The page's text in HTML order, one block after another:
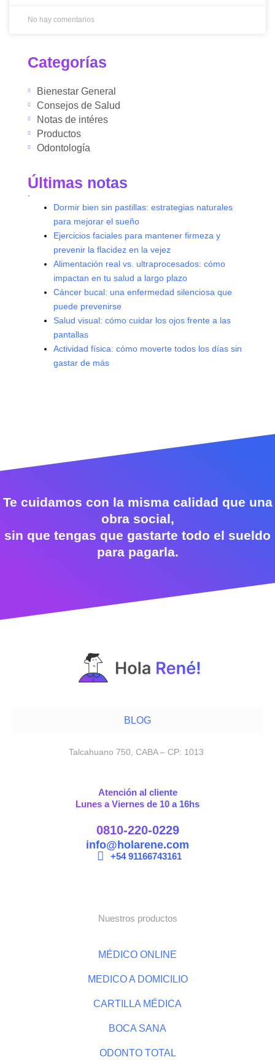
No hay comentarios
Categorías
Bienestar General
Consejos de Salud
Notas de intéres
Productos
Odontología
Últimas notas
Dormir bien sin pastillas: estrategias naturales
para mejorar el sueño
Ejercicios faciales para mantener firmeza y
prevenir la flacidez en la vejez
Alimentación real vs. ultraprocesados: cómo
impactan en tu salud a largo plazo
Cáncer bucal: una enfermedad silenciosa que
puede prevenirse
Salud visual: cómo cuidar los ojos frente a las
pantallas
Actividad física: cómo moverte todos los días sin
gastar de más
Te cuidamos con la misma calidad que una
obra social,
sin que tengas que gastarte todo el sueldo
para pagarla.
BLOG
Talcahuano 750, CABA – CP: 1013
Atención al cliente
Lunes a Viernes de 10 a 16hs
0810-220-0229
info@holarene.com
+54 91166743161
Nuestros productos
MÉDICO ONLINE
MEDICO A DOMICILIO
CARTILLA MÉDICA
BOCA SANA
ODONTO TOTAL